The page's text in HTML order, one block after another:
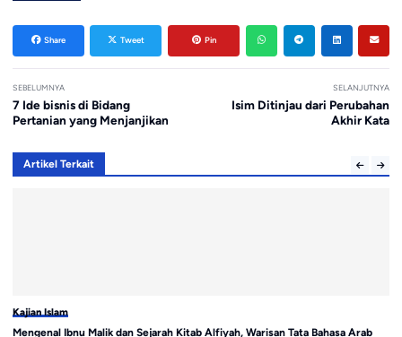
Share Tweet Pin
SEBELUMNYA
7 Ide bisnis di Bidang
Pertanian yang Menjanjikan
SELANJUTNYA
Isim Ditinjau dari Perubahan
Akhir Kata
Artikel Terkait
Kajian Islam
Mengenal Ibnu Malik dan Sejarah Kitab Alfiyah, Warisan Tata Bahasa Arab